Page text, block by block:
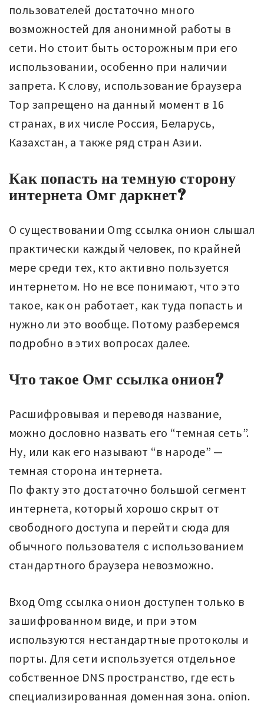
пользователей достаточно много
возможностей для анонимной работы в
сети. Но стоит быть осторожным при его
использовании, особенно при наличии
запрета. К слову, использование браузера
Тор запрещено на данный момент в 16
странах, в их числе Россия, Беларусь,
Казахстан, а также ряд стран Азии.
Как попасть на темную сторону
интернета Омг даркнет?
О существовании Omg ссылка онион слышал
практически каждый человек, по крайней
мере среди тех, кто активно пользуется
интернетом. Но не все понимают, что это
такое, как он работает, как туда попасть и
нужно ли это вообще. Потому разберемся
подробно в этих вопросах далее.
Что такое Омг ссылка онион?
Расшифровывая и переводя название,
можно дословно назвать его “темная сеть”.
Ну, или как его называют “в народе” —
темная сторона интернета.
По факту это достаточно большой сегмент
интернета, который хорошо скрыт от
свободного доступа и перейти сюда для
обычного пользователя с использованием
стандартного браузера невозможно.
Вход Omg ссылка онион доступен только в
зашифрованном виде, и при этом
используются нестандартные протоколы и
порты. Для сети используется отдельное
собственное DNS пространство, где есть
специализированная доменная зона. onion.